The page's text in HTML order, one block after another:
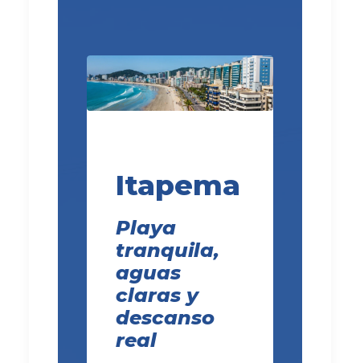
Itapema
Playa
tranquila,
aguas
claras y
descanso
real